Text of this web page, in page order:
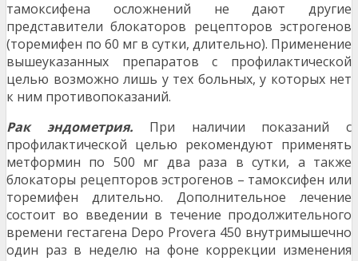
тамоксифена осложнений не дают другие
представители блокаторов рецепторов эстрогенов
(торемифен по 60 мг в сутки, длительно). Применение
вышеуказанных препаратов с профилактической
целью возможно лишь у тех больных, у которых нет
к ним противопоказаний.
Рак эндометрия. При наличии показаний с
профилактической целью рекомендуют применять
метформин по 500 мг два раза в сутки, а также
блокаторы рецепторов эстрогенов – тамоксифен или
торемифен длительно. Дополнительное лечение
состоит во введении в течение продолжительного
времени гестагена Depo Provera 450 внутримышечно
один раз в неделю на фоне коррекции изменения